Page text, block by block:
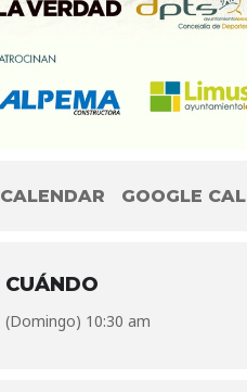
CALENDAR GOOGLE CAL
CUÁNDO
(Domingo) 10:30 am